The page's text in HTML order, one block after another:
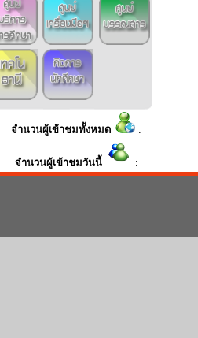
จำนวนผู้เข้าชมทั้งหมด :
จำนวนผู้เข้าชมวันนี้ :